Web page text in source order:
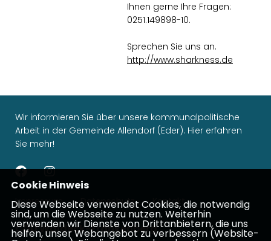
Ihnen gerne Ihre Fragen:
0251.149898-10.
Sprechen Sie uns an.
http://www.sharkness.de
Wir informieren Sie über unsere kommunalpolitische
Arbeit in der Gemeinde Allendorf (Eder). Hier erfahren
Sie mehr!
Impressum Datenschutz Kontakt
CDU Waldeck-Frankenberg
Cookie Hinweis
Diese Webseite verwendet Cookies, die notwendig
sind, um die Webseite zu nutzen. Weiterhin
verwenden wir Dienste von Drittanbietern, die uns
helfen, unser Webangebot zu verbessern (Website-